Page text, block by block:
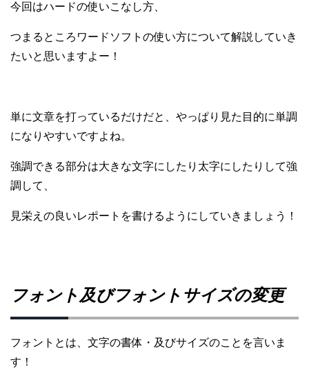
今回はハードの使いこなし方、
つまるところワードソフトの使い方について解説していき
たいと思いますよー！
単に文章を打っているだけだと、やっぱり見た目的に単調
になりやすいですよね。
強調できる部分は大きな文字にしたり太字にしたりして強
調して、
見栄えの良いレポートを書けるようにしていきましょう！
フォント及びフォントサイズの変更
フォントとは、文字の書体・及びサイズのことを言いま
す！